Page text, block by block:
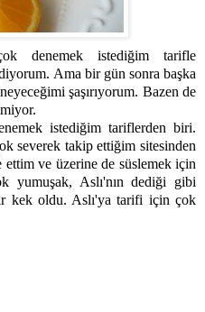
denemek istediğim tarifle
Ama bir gün sonra başka
şaşırıyorum. Bazen de
istediğim tariflerden biri.
severek takip ettiğim sitesinden
ettim ve üzerine de süslemek için
yumuşak, Aslı'nın dediği gibi
kek oldu. Aslı'ya tarifi için çok